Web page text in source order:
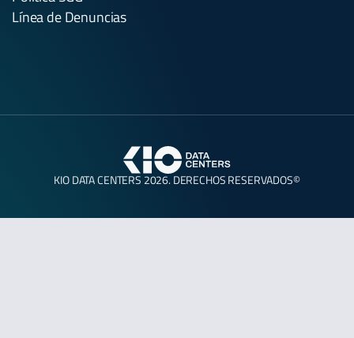
Línea de Denuncias
KIO DATA CENTERS 2026. DERECHOS RESERVADOS©